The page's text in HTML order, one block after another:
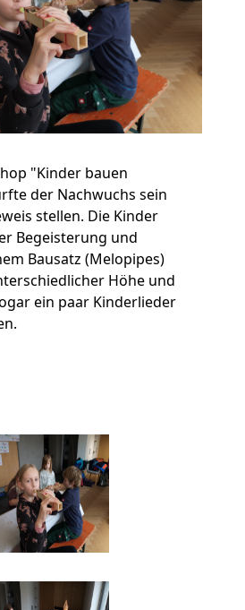
"Kinder bauen
der Nachwuchs sein
stellen. Die Kinder
Begeisterung und
Bausatz (Melopipes)
Höhe und
ein paar Kinderlieder